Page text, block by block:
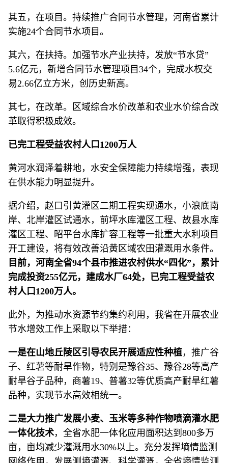
其五，在项目。持续推广合同节水管理，河南省累计
实施24个合同节水项目。
其六，在扶持。加强节水产业扶持，发放“节水贷”
5.6亿元，新增合同节水管理项目34个，完成水权交
易2.66亿立方米，创历史新高。
其七，在改革。区域综合水价改革和农业水价综合改
革取得积极成效。
已完工程受益农村人口1200万人
黄河水润泽着耕地，水安全保障能力持续增强，表现
在供水能力明显提升。
据介绍，赵口引黄灌区二期工程实现通水，小浪底南
岸、北岸灌区试通水，前坪水库灌区工程、故县水库
灌区工程、昭平台水库扩容工程等一批重大水利项目
开工建设，将有效改善沿黄区域农田灌溉用水条件。
目前，河南全省94个县市推进农村供水“四化”，累计
完成投资255亿元，建成水厂64处，已完工程受益农
村人口1200万人。
此外，为推动水资源节约集约利用，我省在开展农业
节水增效工作上采取以下举措：
一是在山地丘陵区引导农民开展适应性种植，推广谷
子、红薯等耐旱作物，特别是豫谷35、豫谷28等高产
耐旱谷子品种，商薯19、普薯32等优质高产耐旱红薯
品种，实现节水高效相统一。
二是大力推广发展小麦、玉米等多种作物喷滴灌水肥
一体化技术，全省水肥一体化应用面积达到800多万
亩，亩均减少灌溉用水30%以上。充分发挥墒情监测